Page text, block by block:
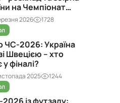
на Чемпіонат
фігурного катання
2026
1728
ЧС-2026: Україна
Швецією – хто
фіналі?
2025
1244